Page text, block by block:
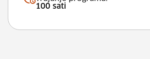
100 sati